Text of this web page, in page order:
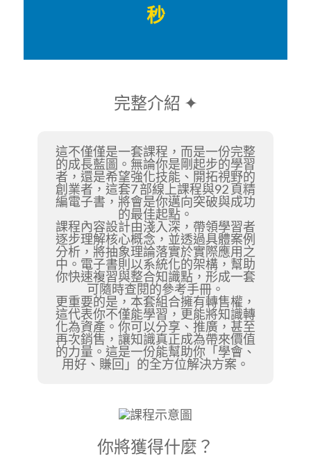
秒
完整介紹 ✦
這不僅僅是一套課程，而是一份完整
的成長藍圖。無論你是剛起步的學習
者，還是希望強化技能、開拓視野的
創業者，這套7 部線上課程與92 頁精
編電子書 ，將會是你邁向突破與成功
的最佳起點。
課程內容設計由淺入深，帶領學習者
逐步理解核心概念，並透過具體案例
分析，將抽象理論落實於實際應用之
中。電子書則以系統化的架構，幫助
你快速複習與整合知識點，形成一套
可隨時查閱的參考手冊。
更重要的是，本套組合擁有轉售權 ，
這代表你不僅能學習，更能將知識轉
化為資產。你可以分享、推廣，甚至
再次銷售，讓知識真正成為帶來價值
的力量。這是一份能幫助你「學會、
用好、賺回」的全方位解決方案。
你將獲得什麼？